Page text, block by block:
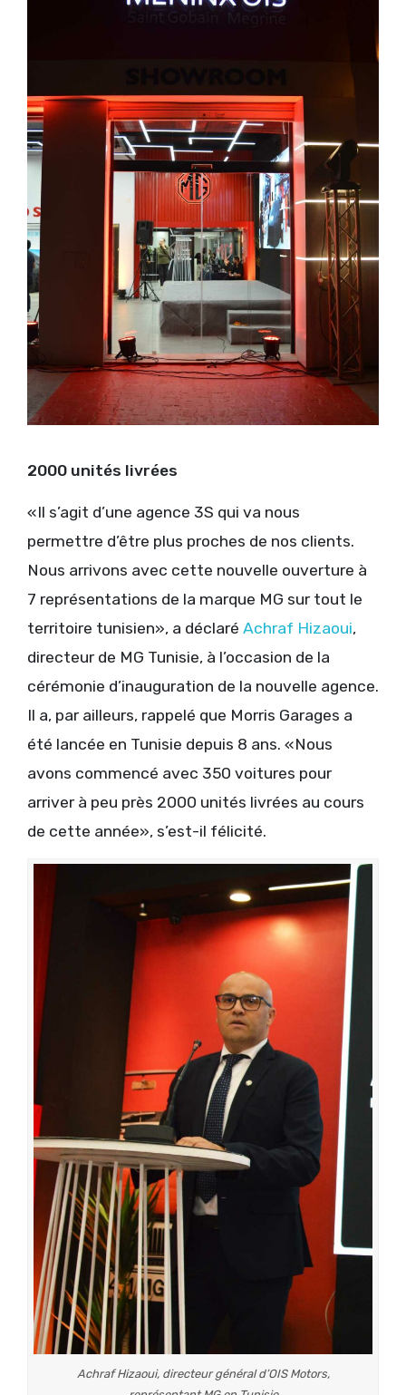
2000 unités livrées
«Il s’agit d’une agence 3S qui va nous
permettre d’être plus proches de nos clients.
Nous arrivons avec cette nouvelle ouverture à
7 représentations de la marque MG sur tout le
territoire tunisien», a déclaré Achraf Hizaoui,
directeur de MG Tunisie, à l’occasion de la
cérémonie d’inauguration de la nouvelle agence.
Il a, par ailleurs, rappelé que Morris Garages a
été lancée en Tunisie depuis 8 ans. «Nous
avons commencé avec 350 voitures pour
arriver à peu près 2000 unités livrées au cours
de cette année», s’est-il félicité.
Achraf Hizaoui, directeur général d’OIS Motors,